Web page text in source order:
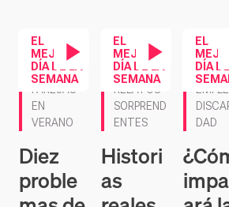
EL
MEJOR
DÍA DE LA
SEMANA
Contenido en vídeo
PAREJAS
EN
VERANO
Diez
proble
EL
MEJOR
DÍA DE LA
SEMANA
Contenido en vídeo
RELATOS
SORPREND
ENTES
Histori
as
EL
MEJOR
DÍA
DAD